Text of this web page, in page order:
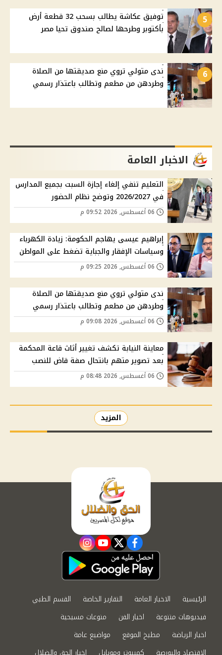
5
توفيق عكاشة يطالب بسحب 32 قطعة أرض
بأكتوبر وطرحها لصالح صندوق تحيا مصر
6
ندى متولي تروي منع صديقتها من الصلاة
وطردهن من مطعم وتطالب باعتذار رسمي
الاخبار العامة
التعليم تنفي إلغاء إجازة السبت بجميع المدارس
في 2026/2027 وتوضح نظام الحضور
إبراهيم عيسى يهاجم الحكومة: زيادة الكهرباء
وسياسات الإفقار والجباية تضغط على المواطن
ندى متولي تروي منع صديقتها من الصلاة
وطردهن من مطعم وتطالب باعتذار رسمي
معاينة النيابة تكشف تغيير أثاث قاعة المحكمة
بعد تصوير متهم بانتحال صفة قاض للنصب
المزيد
facebook
twitter
youtube
instagram
الرئيسية الاخبار العامة التقارير الخاصة
القسم الطبي
فيديوهات متنوعة
اخبار الفن
منوعات مسيحية
اخبار الرياضة
مطبخ الموقع
مواضيع عامة